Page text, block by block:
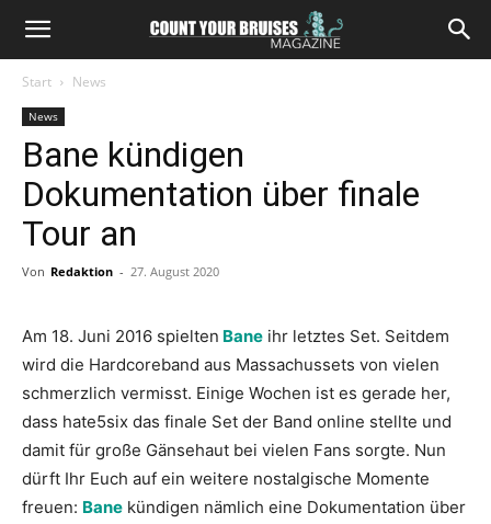
Start News
News
Bane kündigen
Dokumentation über finale
Tour an
Von Redaktion - 27. August 2020
Am 18. Juni 2016 spielten Bane ihr letztes Set. Seitdem
wird die Hardcoreband aus Massachussets von vielen
schmerzlich vermisst. Einige Wochen ist es gerade her,
dass hate5six das finale Set der Band online stellte und
damit für große Gänsehaut bei vielen Fans sorgte. Nun
dürft Ihr Euch auf ein weitere nostalgische Momente
freuen: Bane kündigen nämlich eine Dokumentation über